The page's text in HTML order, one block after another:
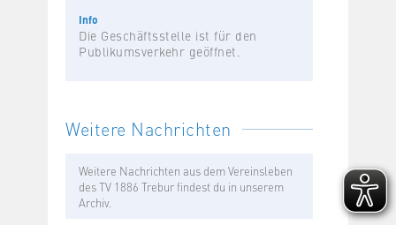
Info
Die Geschäftsstelle ist für den
Publikumsverkehr geöffnet.
Weitere Nachrichten
Weitere Nachrichten aus dem Vereinsleben
des TV 1886 Trebur findest du in unserem
Archiv.